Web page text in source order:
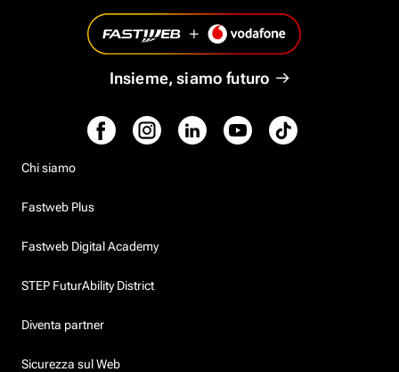
Insieme, siamo futuro
Chi siamo
Fastweb Plus
Fastweb Digital Academy
STEP FuturAbility District
Diventa partner
Sicurezza sul Web